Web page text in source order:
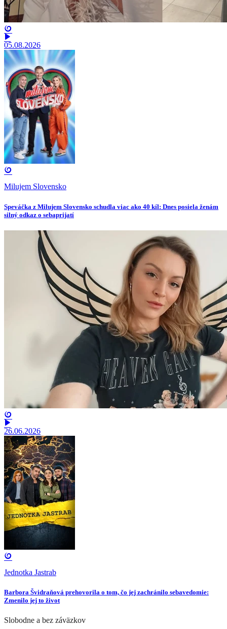
05.08.2026
Milujem Slovensko
Speváčka z Milujem Slovensko schudla viac ako 40 kíl: Dnes posiela ženám
silný odkaz o sebaprijatí
26.06.2026
Jednotka Jastrab
Barbora Švidraňová prehovorila o tom, čo jej zachránilo sebavedomie:
Zmenilo jej to život
Slobodne a bez záväzkov